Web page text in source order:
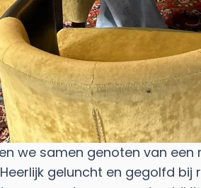
we samen genoten van
geluncht en gegolfd bij